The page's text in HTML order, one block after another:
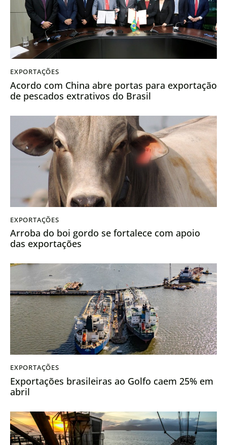
EXPORTAÇÕES
Acordo com China abre portas para exportação
de pescados extrativos do Brasil
EXPORTAÇÕES
Arroba do boi gordo se fortalece com apoio
das exportações
EXPORTAÇÕES
Exportações brasileiras ao Golfo caem 25% em
abril